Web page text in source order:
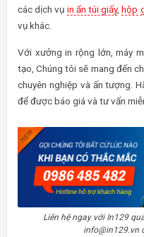
các dịch vụ in ấn túi giấy,hộp
vụ khác.
Với xưởng in rộng lớn, máy
tạo, Chúng tôi sẽ mang đến
chuyên nghiệp và ấn tượng.
để được báo giá và tư vấn
Liên hệ ngay với In129
info@in129.vn